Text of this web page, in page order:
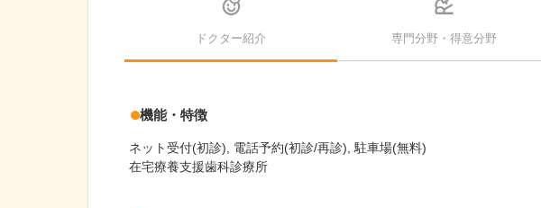
ドクター紹介 専門分野・得意分野
機能・特徴
ネット受付(初診) 電話予約(初診/再診) 駐車場(無料)
在宅療養支援歯科診療所